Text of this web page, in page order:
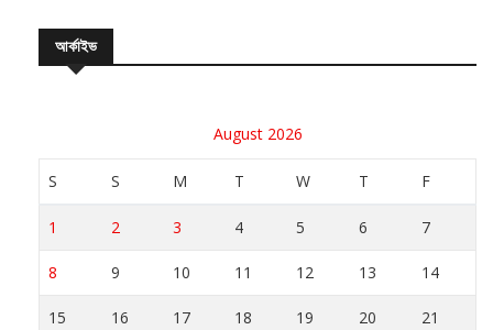
আর্কাইভ
August 2026
S S M T W T F
1 2 3 4 5 6 7
8 9 10 11 12 13 14
15 16 17 18 19 20 21